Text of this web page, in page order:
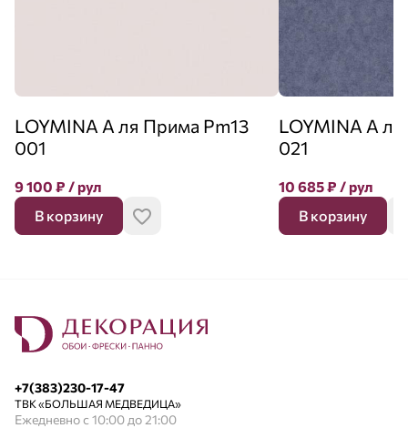
LOYMINA А ля Прима Pm13
001
9 100 ₽ / рул
В корзину
LOYMINA А
021
10 685₽ / рул
В корзину
+7(383)230-17-47
ТВК «БОЛЬШАЯ МЕДВЕДИЦА»
Ежедневно с 10:00 до 21:00